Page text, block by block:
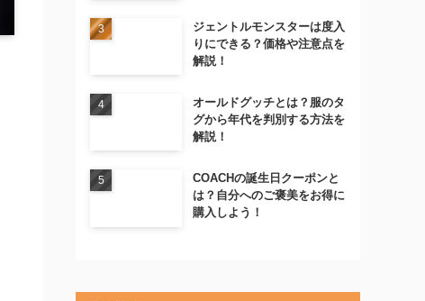
ジェントルモンスターは度入
りにできる？価格や注意点を
解説！
オールドグッチとは？服のタ
グから年代を判別する方法を
解説！
COACHの誕生日クーポンと
は？自分へのご褒美をお得に
購入しよう！